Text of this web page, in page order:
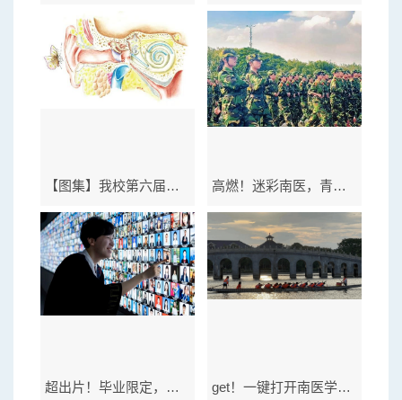
【图集】我校第六届人体解剖绘图大赛获奖作品 高燃！迷彩南医，青春鼎沸！
超出片！毕业限定，快来打卡网红拍照点！ get！一键打开南医学子的课后生活！